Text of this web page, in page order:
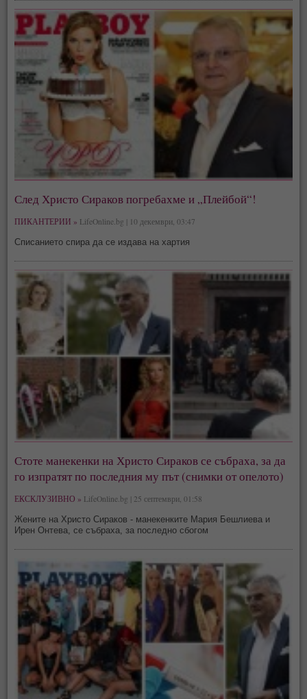
След Христо Сираков погребахме и „Плейбой“!
ПИКАНТЕРИИ » LifeOnline.bg | 10 декември, 03:47
Списанието спира да се издава на хартия
Стоте манекенки на Христо Сираков се събраха, за да
го изпратят по последния му път (снимки от опелото)
ЕКСКЛУЗИВНО » LifeOnline.bg | 25 септември, 01:58
Жените на Христо Сираков - манекенките Мария Бешлиева и
Ирен Онтева, се събраха, за последно сбогом